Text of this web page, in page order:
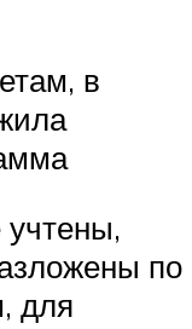
в
по
для